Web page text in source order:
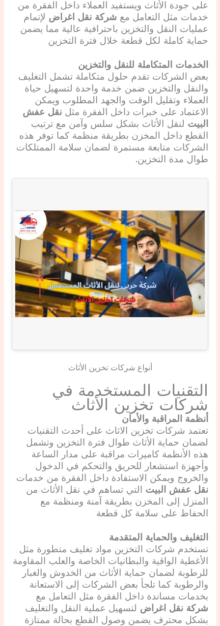
على جودة الأثاث ويستفيد العملاء داخل الفقرة من
خدمات مثل التعامل مع شركة نقل اغراض لإتمام
عمليات النقل والتخزين باحترافية عالية مما يضمن
حماية كاملة لكل قطعة خلال فترة التخزين
الخدمات المتكاملة للنقل والتخزين
بعض الشركات تقدم حلول متكاملة تشمل التغليف
والنقل والتخزين ضمن خدمة واحدة لتسهيل حياة
العملاء وتقليل الوقت والجهد المطلوب ويمكن
الاعتماد على خبرات داخل الفقرة مثل نقل عفش
البيت لنقل الأثاث بشكل سلس وآمن مع ترتيب
القطع داخل المخزن بطريقة منظمة كما توفر هذه
الشركات متابعة مستمرة لضمان سلامة الممتلكات
طوال مدة التخزين.
أنواع شركات تخزين الأثاث
التقنيات المستخدمة في
شركات تخزين الأثاث
أنظمة المراقبة والأمان
تعتمد شركات تخزين الاثاث على أحدث التقنيات
لضمان حماية الأثاث طوال فترة التخزين وتشمل
هذه الأنظمة كاميرات مراقبة على مدار الساعة
وأجهزة استشعار للحريق والتحكم في الدخول
والخروج ويمكن الاستفادة داخل الفقرة من خدمات
نقل عفش البيت التي تساهم في نقل الأثاث من
المنزل إلى المخزن بطريقة آمنة ومنظمة مع
الحفاظ على سلامة كل قطعة
التغليف والحماية المتقدمة
تستخدم شركات التخزين مواد تغليف متطورة مثل
الأغطية الواقية والبطانيات الخاصة والعلب المقاومة
للرطوبة لضمان حماية الأثاث من الخدوش والغبار
والرطوبة كما تلجأ بعض الشركات إلى الاستعانة
بخدمات مساندة داخل الفقرة مثل التعامل مع
شركة نقل اغراض لتسهيل عملية النقل والتغليف
بشكل محترف يضمن وصول القطع بحالة ممتازة